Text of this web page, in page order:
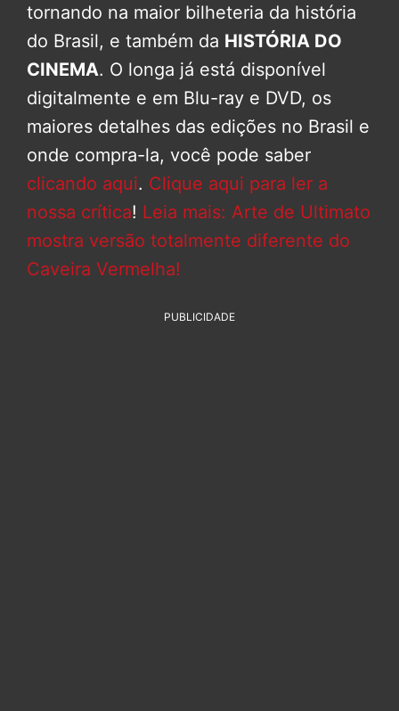
tornando na maior bilheteria da história
do Brasil, e também da HISTÓRIA DO
CINEMA. O longa já está disponível
digitalmente e em Blu-ray e DVD, os
maiores detalhes das edições no Brasil e
onde compra-la, você pode saber
clicando aqui. Clique aqui para ler a
nossa crítica! Leia mais: Arte de Ultimato
mostra versão totalmente diferente do
Caveira Vermelha!
PUBLICIDADE